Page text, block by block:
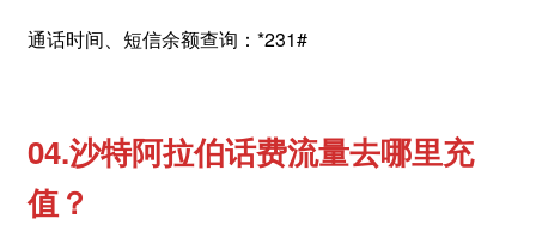
通话时间、短信余额查询：*231#
04.沙特阿拉伯话费流量去哪里充
值？